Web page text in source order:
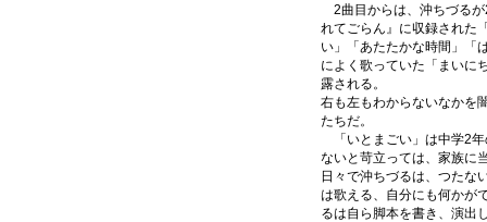
2曲目からは、沖ちづる
れてごらん』に収録された
い」「あたたかな時間」「
によく歌っていた「まいに
露される。
右も左もわからないなかを
たちだ。
「いとまごい」は中学2
ないと苛立っては、家族
日々で沖ちづるは、つたな
は歌える、自分にも何かが
るは自ら脚本を書き、演出